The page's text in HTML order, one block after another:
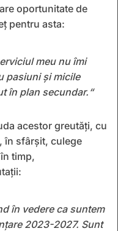
oportunitate de
pentru asta:
meu nu îmi
pasiuni și micile
în plan secundar.“
acestor greutăţi, cu
în sfârşit, culege
timp,
în vedere ca suntem
2023-2027. Sunt